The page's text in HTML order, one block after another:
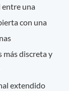
entre una
con una
más discreta y
extendido